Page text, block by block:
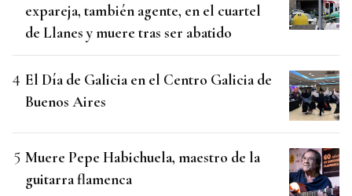
expareja, también agente, en el cuartel
de Llanes y muere tras ser abatido
El Día de Galicia en el Centro Galicia de
Buenos Aires
Muere Pepe Habichuela, maestro de la
guitarra flamenca